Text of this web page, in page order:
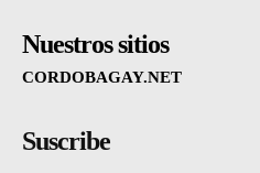
Nuestros sitios
CORDOBAGAY.NET
Suscribe